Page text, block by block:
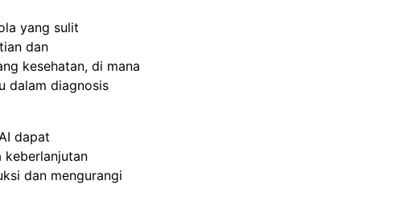
yang sulit
dan
kesehatan, di mana
dalam diagnosis
dapat
keberlanjutan
dan mengurangi